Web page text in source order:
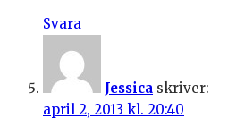
Svara
Jessica skriver:
april 2, 2013 kl. 20:40